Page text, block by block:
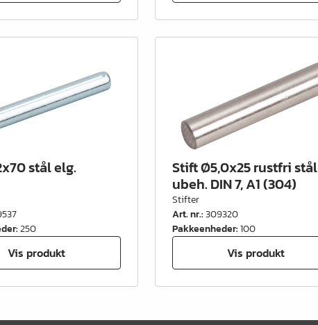
stål elg.
:250
Vis produkt
Stift Ø5,0x25 rustfri stål
ubeh. DIN 7, A1 (304)
Stifter
Art. nr.:309320
Pakkeenheder:100
Vis produkt